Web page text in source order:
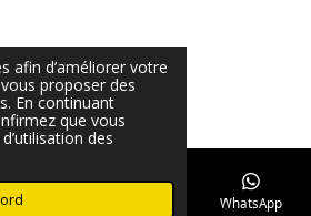
afin d’améliorer votre
proposer des
En continuant
que vous
des
WhatsApp